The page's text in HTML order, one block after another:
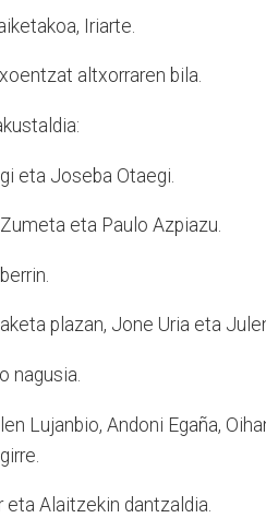
Iriarte.
altxorraren bila.
eta Joseba Otaegi.
eta Paulo Azpiazu.
plazan, Jone Uria eta
nagusia.
Lujanbio, Andoni Egaña,
eta Alaitzekin dantzaldia.